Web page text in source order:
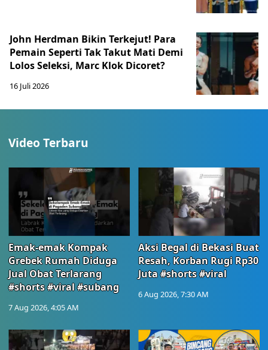
John Herdman Bikin Terkejut! Para
Pemain Seperti Tak Takut Mati Demi
Lolos Seleksi, Marc Klok Dicoret?
16 Juli 2026
Video Terbaru
Emak-emak Kompak
Grebek Rumah Diduga
Jual Obat Terlarang
#shorts #viral #subang
7 Aug 2026, 4:05 AM
Aksi Begal di Bekasi Buat
Resah, Korban Rugi Rp30
Juta #shorts #viral
6 Aug 2026, 7:30 AM